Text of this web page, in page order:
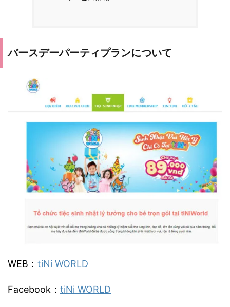
バースデーパーティプランについて
WEB： tiNi WORLD
Facebook： tiNi WORLD